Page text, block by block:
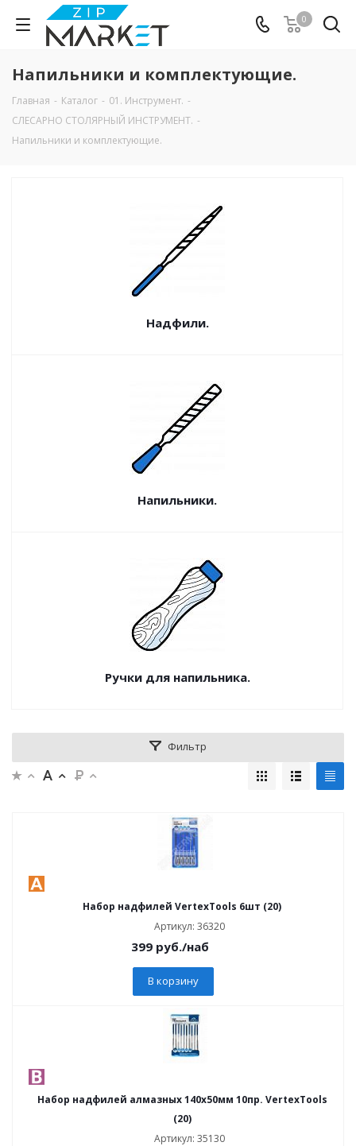
0
Напильники и комплектующие.
Главная - Каталог - 01. Инструмент. -
CЛЕСАРНО СТОЛЯРНЫЙ ИНСТРУМЕНТ. -
Напильники и комплектующие.
Надфили.
Напильники.
Ручки для напильника.
Фильтр
Набор надфилей VertexTools 6шт (20)
Артикул: 36320
399 руб./наб
В корзину
Набор надфилей алмазных 140х50мм 10пр. VertexTools
(20)
Артикул: 35130